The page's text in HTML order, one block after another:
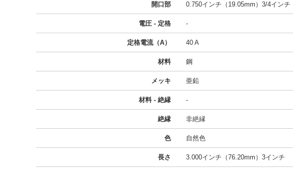
開口部 0.750インチ（19.05mm）3/4インチ
電圧 - 定格 -
定格電流（A） 40 A
材料 鋼
メッキ 亜鉛
材料 - 絶縁 -
絶縁 非絶縁
色 自然色
長さ 3.000インチ（76.20mm）3インチ